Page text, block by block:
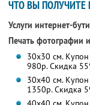
ЧТО ВЫ ПОЛУЧИТЕ
Услуги интернет-
Печать фотографии
30х30 см.
980р. Скидка
30х40 см.
1350р. Скидка